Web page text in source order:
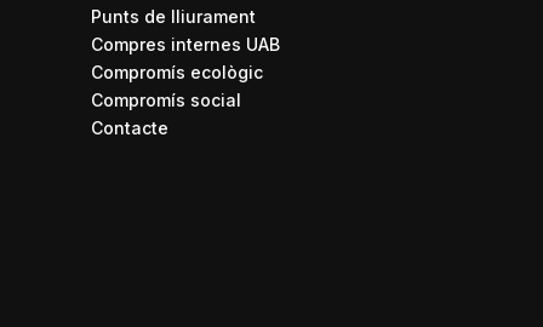
Punts de lliurament
Compres internes UAB
Compromís ecològic
Compromís social
Contacte